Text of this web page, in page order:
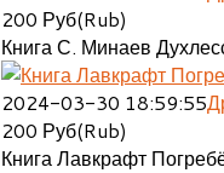
200 Руб(Rub)
Книга С. Минаев
2024-03-30 18:59:55
200 Руб(Rub)
Книга Лавкрафт